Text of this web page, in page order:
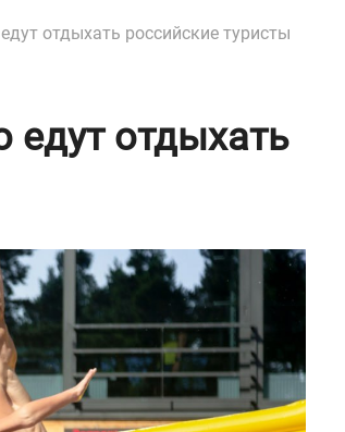
отдыхать российские туристы
едут отдыхать